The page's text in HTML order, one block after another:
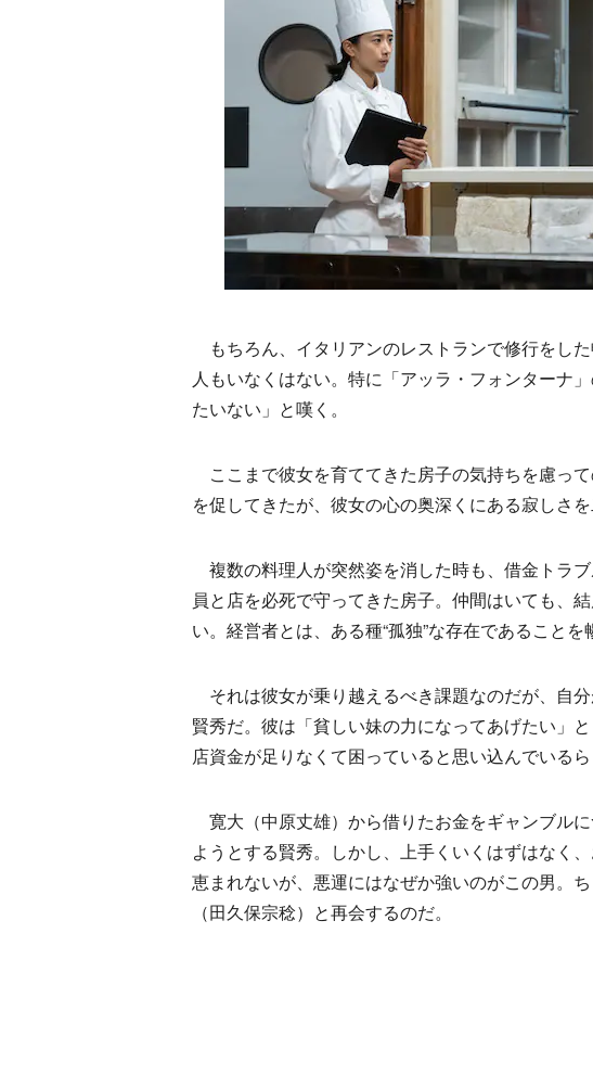
もちろん、イタリアンのレストランで修行をし
人もいなくはない。特に「アッラ・フォンターナ
たいない」と嘆く。
ここまで彼女を育ててきた房子の気持ちを慮っ
を促してきたが、彼女の心の奥深くにある寂しさ
複数の料理人が突然姿を消した時も、借金トラ
員と店を必死で守ってきた房子。仲間はいても、
い。経営者とは、ある種“孤独”な存在であることを
それは彼女が乗り越えるべき課題なのだが、自
賢秀だ。彼は「貧しい妹の力になってあげたい」
店資金が足りなくて困っていると思い込んでいるら
寛大（中原丈雄）から借りたお金をギャンブル
ようとする賢秀。しかし、上手くいくはずはなく
恵まれないが、悪運にはなぜか強いのがこの男。
（田久保宗稔）と再会するのだ。